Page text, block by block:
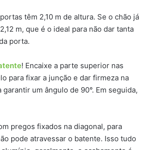
têm 2,10 m de altura. Se o chão já
m, que é o ideal para não dar tanta
porta.
! Encaixe a parte superior nas
para fixar a junção e dar firmeza na
um ângulo de 90°. Em seguida,
pregos fixados na diagonal, para
pode atravessar o batente. Isso tudo